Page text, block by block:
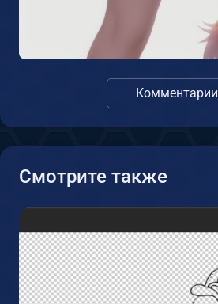
Комментарии
Смотрите также